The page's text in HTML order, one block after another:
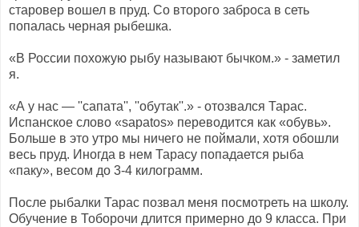
старовер вошел в пруд. Со второго заброса в сеть
попалась черная рыбешка.
«В России похожую рыбу называют бычком.» - заметил
я.
«А у нас — ''сапата'', ''обутак''.» - отозвался Тарас.
Испанское слово «sapatos» переводится как «обувь».
Больше в это утро мы ничего не поймали, хотя обошли
весь пруд. Иногда в нем Тарасу попадается рыба
«паку», весом до 3-4 килограмм.
После рыбалки Тарас позвал меня посмотреть на школу.
Обучение в Тоборочи длится примерно до 9 класса. При